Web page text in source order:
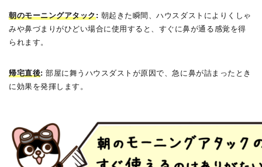
朝のモーニングアタック: 朝起きた瞬間、ハウスダストによりくしゃ
みや鼻づまりがひどい場合に使用すると、すぐに鼻が通る感覚を得
られます。
帰宅直後: 部屋に舞うハウスダストが原因で、急に鼻が詰まったとき
に効果を発揮します。